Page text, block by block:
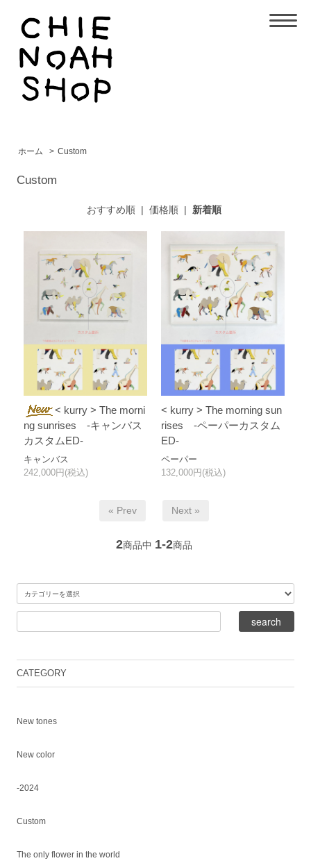
ホーム > Custom
Custom
おすすめ順| 価格順| 新着順
< kurry > The morni
ng sunrises -キャンバス
カスタムED-
キャンバス
242,000円(税込)
< kurry > The morning sun
rises -ペーパーカスタム
ED-
ペーパー
132,000円(税込)
« Prev Next »
2商品中 1-2商品
CATEGORY
New tones
New color
-2024
Custom
The only flower in the world